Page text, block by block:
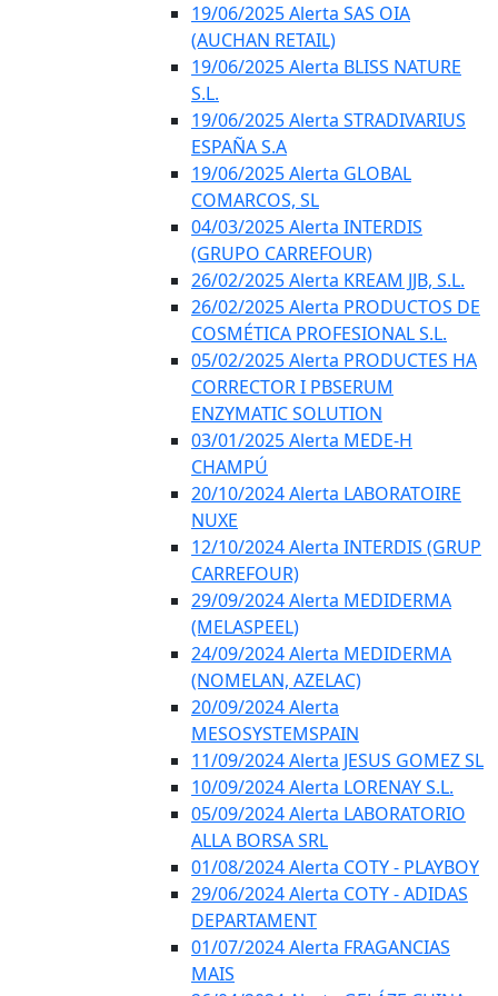
19/06/2025 Alerta SAS OIA
(AUCHAN RETAIL)
19/06/2025 Alerta BLISS NATURE
S.L.
19/06/2025 Alerta STRADIVARIUS
ESPAÑA S.A
19/06/2025 Alerta GLOBAL
COMARCOS, SL
04/03/2025 Alerta INTERDIS
(GRUPO CARREFOUR)
26/02/2025 Alerta KREAM JJB, S.L.
26/02/2025 Alerta PRODUCTOS DE
COSMÉTICA PROFESIONAL S.L.
05/02/2025 Alerta PRODUCTES HA
CORRECTOR I PBSERUM
ENZYMATIC SOLUTION
03/01/2025 Alerta MEDE-H
CHAMPÚ
20/10/2024 Alerta LABORATOIRE
NUXE
12/10/2024 Alerta INTERDIS (GRUP
CARREFOUR)
29/09/2024 Alerta MEDIDERMA
(MELASPEEL)
24/09/2024 Alerta MEDIDERMA
(NOMELAN, AZELAC)
20/09/2024 Alerta
MESOSYSTEMSPAIN
11/09/2024 Alerta JESUS GOMEZ SL
10/09/2024 Alerta LORENAY S.L.
05/09/2024 Alerta LABORATORIO
ALLA BORSA SRL
01/08/2024 Alerta COTY - PLAYBOY
29/06/2024 Alerta COTY - ADIDAS
DEPARTAMENT
01/07/2024 Alerta FRAGANCIAS
MAIS